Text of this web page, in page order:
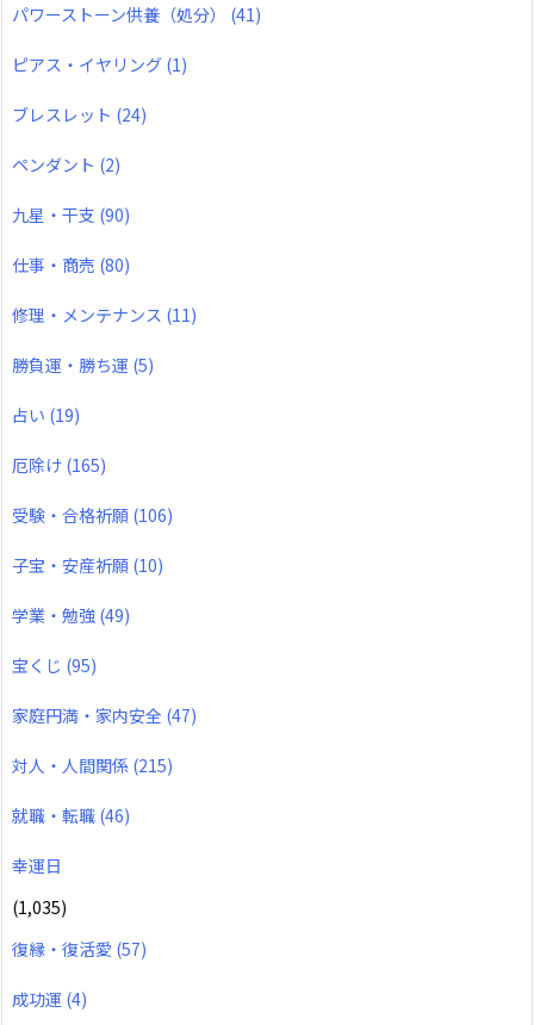
パワーストーン供養（処分） (41)
ピアス・イヤリング (1)
ブレスレット (24)
ペンダント (2)
九星・干支 (90)
仕事・商売 (80)
修理・メンテナンス (11)
勝負運・勝ち運 (5)
占い (19)
厄除け (165)
受験・合格祈願 (106)
子宝・安産祈願 (10)
学業・勉強 (49)
宝くじ (95)
家庭円満・家内安全 (47)
対人・人間関係 (215)
就職・転職 (46)
幸運日
(1,035)
復縁・復活愛 (57)
成功運 (4)